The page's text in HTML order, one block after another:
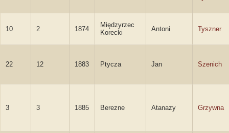
10 2 1874
Międzyrzec
Korecki
Antoni Tyszner
22 12 1883 Ptycza Jan Szenich
3 3 1885 Berezne Atanazy Grzywna